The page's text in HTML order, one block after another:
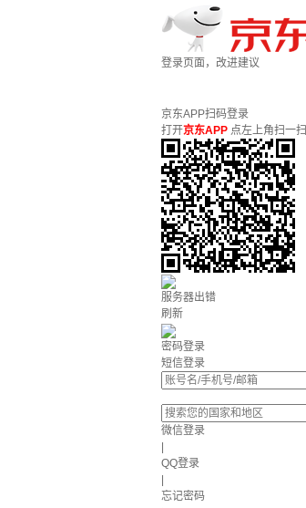
登录页面，改进建议
京东APP扫码登录
打开京东APP 点左上角扫一扫
服务器出错
刷新
密码登录
短信登录
微信登录
QQ登录
忘记密码